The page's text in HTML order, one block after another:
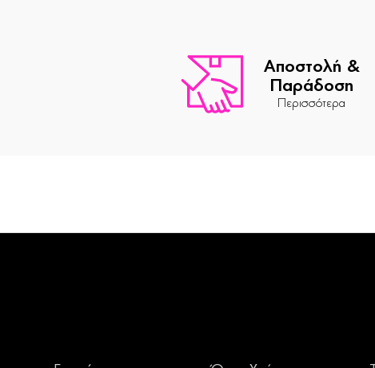
Αποστολή &
Παράδοση
Περισσότερα